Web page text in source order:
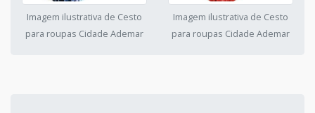
Imagem ilustrativa de Cesto
para roupas Cidade Ademar
Imagem ilustrativa de Cesto
para roupas Cidade Ademar